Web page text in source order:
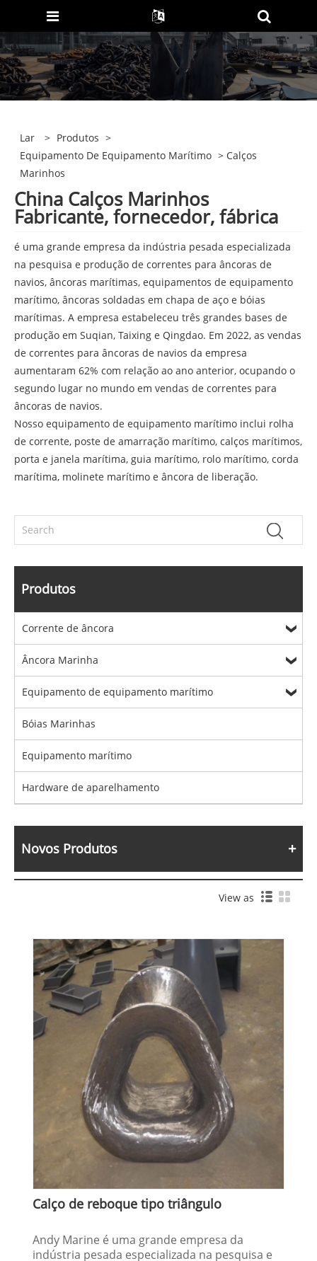
Lar > Produtos >
Equipamento De Equipamento Marítimo > Calços
Marinhos
China Calços Marinhos
Fabricante, fornecedor, fábrica
é uma grande empresa da indústria pesada especializada
na pesquisa e produção de correntes para âncoras de
navios, âncoras marítimas, equipamentos de equipamento
marítimo, âncoras soldadas em chapa de aço e bóias
marítimas. A empresa estabeleceu três grandes bases de
produção em Suqian, Taixing e Qingdao. Em 2022, as vendas
de correntes para âncoras de navios da empresa
aumentaram 62% com relação ao ano anterior, ocupando o
segundo lugar no mundo em vendas de correntes para
âncoras de navios.
Nosso equipamento de equipamento marítimo inclui rolha
de corrente, poste de amarração marítimo, calços marítimos,
porta e janela marítima, guia marítimo, rolo marítimo, corda
marítima, molinete marítimo e âncora de liberação.
Produtos
Corrente de âncora
Âncora Marinha
Equipamento de equipamento marítimo
Bóias Marinhas
Equipamento marítimo
Hardware de aparelhamento
Novos Produtos
View as
Calço de reboque tipo triângulo
Andy Marine é uma grande empresa da
indústria pesada especializada na pesquisa e